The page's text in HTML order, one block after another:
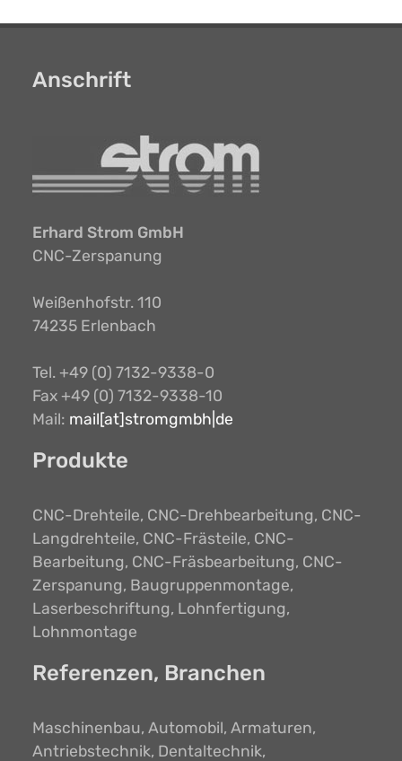
Anschrift
Erhard Strom GmbH
CNC-Zerspanung
Weißenhofstr. 110
74235 Erlenbach
Tel. +49 (0) 7132-9338-0
Fax +49 (0) 7132-9338-10
Mail: mail[at]stromgmbh|de
Produkte
CNC-Drehteile, CNC-Drehbearbeitung, CNC-
Langdrehteile, CNC-Frästeile, CNC-
Bearbeitung, CNC-Fräsbearbeitung, CNC-
Zerspanung, Baugruppenmontage,
Laserbeschriftung, Lohnfertigung,
Lohnmontage
Referenzen, Branchen
Maschinenbau, Automobil, Armaturen,
Antriebstechnik, Dentaltechnik,